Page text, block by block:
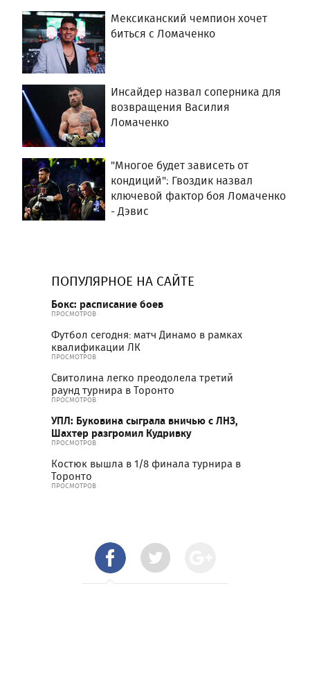
Мексиканский чемпион хочет
биться с Ломаченко
Инсайдер назвал соперника для
возвращения Василия
Ломаченко
"Многое будет зависеть от
кондиций": Гвоздик назвал
ключевой фактор боя Ломаченко
- Дэвис
ПОПУЛЯРНОЕ НА САЙТЕ
Бокс: расписание боев
ПРОСМОТРОВ
Футбол сегодня: матч Динамо в рамках
квалификации ЛК
ПРОСМОТРОВ
Свитолина легко преодолела третий
раунд турнира в Торонто
ПРОСМОТРОВ
УПЛ: Буковина сыграла вничью с ЛНЗ,
Шахтер разгромил Кудривку
ПРОСМОТРОВ
Костюк вышла в 1/8 финала турнира в
Торонто
ПРОСМОТРОВ